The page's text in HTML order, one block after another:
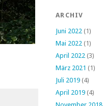
ARCHIV
Juni 2022 (1)
Mai 2022 (1)
April 2022 (3)
März 2021 (1)
Juli 2019 (4)
April 2019 (4)